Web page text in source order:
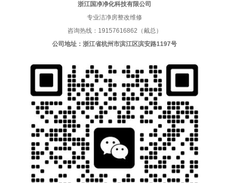
浙江国净净化科技有限公司
专业洁净房整改维修
咨询热线：19157616862（戴总）
公司地址：浙江省杭州市滨江区滨安路1197号